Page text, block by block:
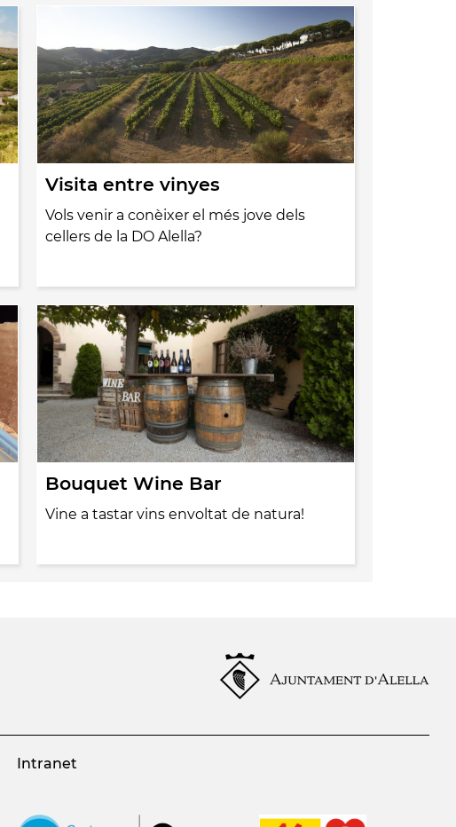
Visita entre vinyes
Vols venir a conèixer el més jove dels
cellers de la DO Alella?
Bouquet Wine Bar
Vine a tastar vins envoltat de natura!
Intranet